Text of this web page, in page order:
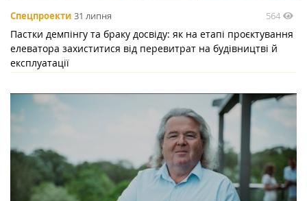
Спецпроекти 31 липня 564
Пастки демпінгу та браку досвіду: як на етапі проєктування
елеватора захиститися від перевитрат на будівництві й
експлуатації